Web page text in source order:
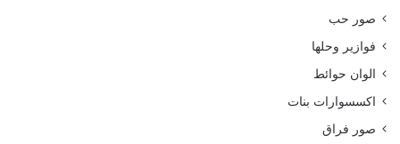
صور حب
فوازير وحلها
الوان حوائط
اكسسوارات بنات
صور فراق